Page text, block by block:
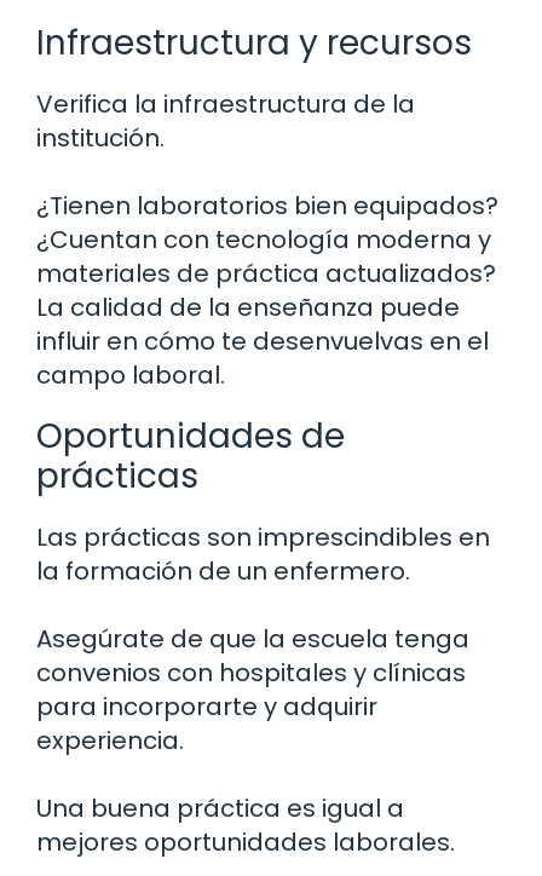
Infraestructura y recursos
Verifica la infraestructura de la
institución.
¿Tienen laboratorios bien equipados?
¿Cuentan con tecnología moderna y
materiales de práctica actualizados?
La calidad de la enseñanza puede
influir en cómo te desenvuelvas en el
campo laboral.
Oportunidades de
prácticas
Las prácticas son imprescindibles en
la formación de un enfermero.
Asegúrate de que la escuela tenga
convenios con hospitales y clínicas
para incorporarte y adquirir
experiencia.
Una buena práctica es igual a
mejores oportunidades laborales.